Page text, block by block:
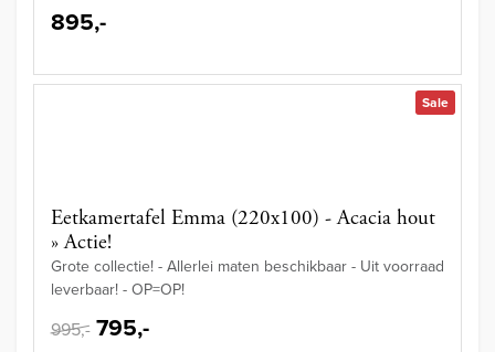
895,-
Sale
Eetkamertafel Emma (220x100) - Acacia hout
» Actie!
Grote collectie! - Allerlei maten beschikbaar - Uit voorraad
leverbaar! - OP=OP!
995,- 795,-